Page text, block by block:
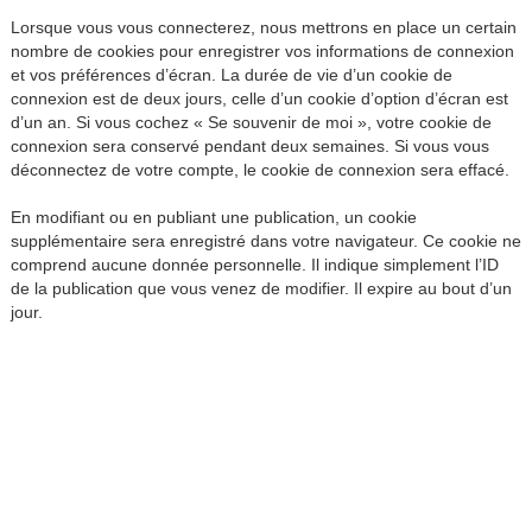
Lorsque vous vous connecterez, nous mettrons en place un certain
nombre de cookies pour enregistrer vos informations de connexion
et vos préférences d’écran. La durée de vie d’un cookie de
connexion est de deux jours, celle d’un cookie d’option d’écran est
d’un an. Si vous cochez « Se souvenir de moi », votre cookie de
connexion sera conservé pendant deux semaines. Si vous vous
déconnectez de votre compte, le cookie de connexion sera effacé.
En modifiant ou en publiant une publication, un cookie
supplémentaire sera enregistré dans votre navigateur. Ce cookie ne
comprend aucune donnée personnelle. Il indique simplement l’ID
de la publication que vous venez de modifier. Il expire au bout d’un
jour.